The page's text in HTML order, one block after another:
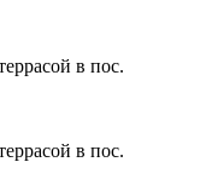
в пос.
в пос.